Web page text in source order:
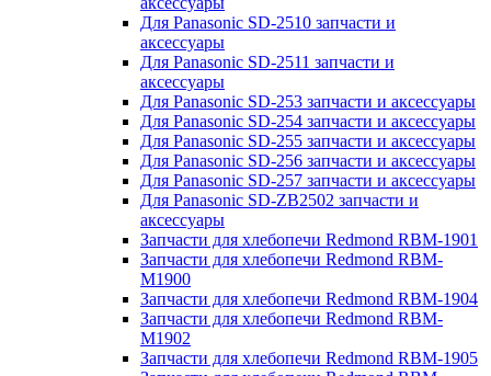
Для Panasonic SD-2510 запчасти и
аксессуары
Для Panasonic SD-2511 запчасти и
аксессуары
Для Panasonic SD-253 запчасти и аксессуары
Для Panasonic SD-254 запчасти и аксессуары
Для Panasonic SD-255 запчасти и аксессуары
Для Panasonic SD-256 запчасти и аксессуары
Для Panasonic SD-257 запчасти и аксессуары
Для Panasonic SD-ZB2502 запчасти и
аксессуары
Запчасти для хлебопечи Redmond RBM-1901
Запчасти для хлебопечи Redmond RBM-
M1900
Запчасти для хлебопечи Redmond RBM-1904
Запчасти для хлебопечи Redmond RBM-
M1902
Запчасти для хлебопечи Redmond RBM-1905